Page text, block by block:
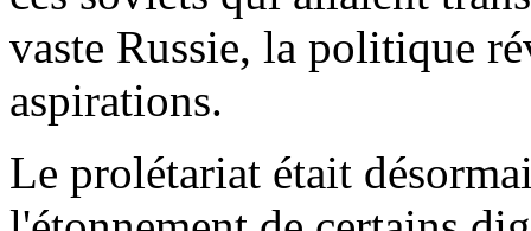
vaste Russie, la politique
aspirations.
Le prolétariat était